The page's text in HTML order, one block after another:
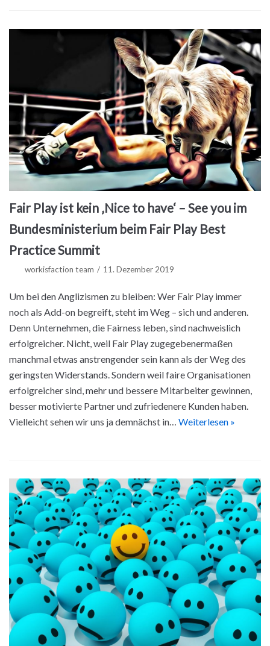
Fair Play ist kein ‚Nice to have‘ – See you im
Bundesministerium beim Fair Play Best
Practice Summit
workisfaction team 11. Dezember 2019
Um bei den Anglizismen zu bleiben: Wer Fair Play immer
noch als Add-on begreift, steht im Weg – sich und anderen.
Denn Unternehmen, die Fairness leben, sind nachweislich
erfolgreicher. Nicht, weil Fair Play zugegebenermaßen
manchmal etwas anstrengender sein kann als der Weg des
geringsten Widerstands. Sondern weil faire Organisationen
erfolgreicher sind, mehr und bessere Mitarbeiter gewinnen,
besser motivierte Partner und zufriedenere Kunden haben.
Vielleicht sehen wir uns ja demnächst in… Weiterlesen »